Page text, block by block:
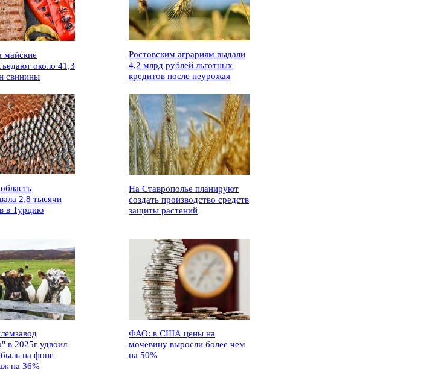
майские
около 41,3
свинины
Ростовским аграриям выдали
4,2 млрд рублей льготных
кредитов после неурожая
2,8 тысячи
в Турцию
На Ставрополье планируют
создать производство средств
защиты растений
в 2025г удвоил
на фоне
на 36%
ФАО: в США цены на
мочевину выросли более чем
на 50%